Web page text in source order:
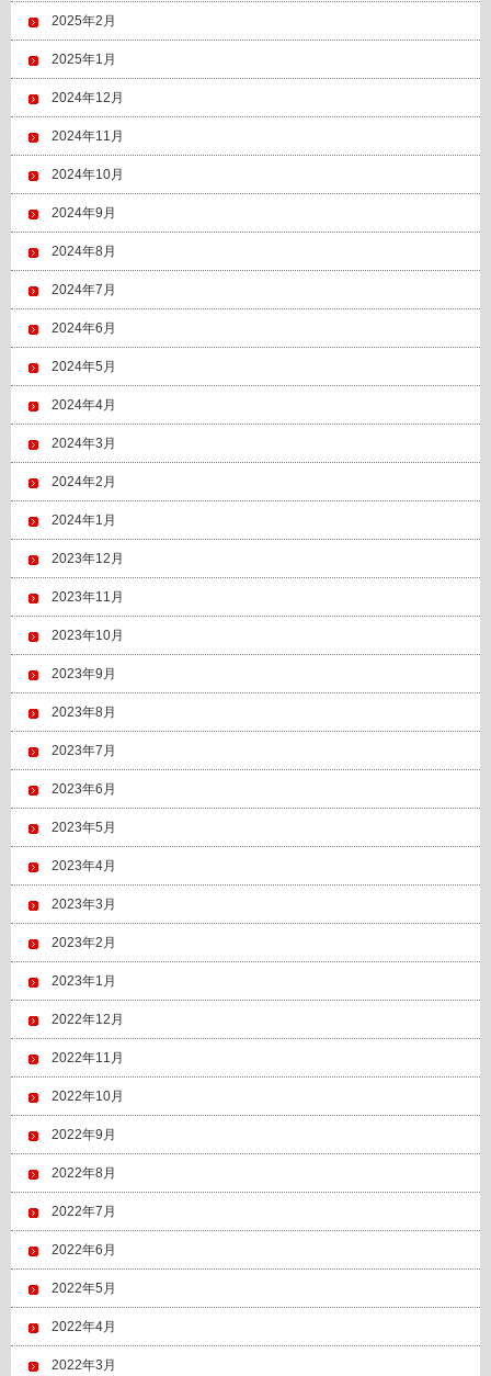
2025年2月
2025年1月
2024年12月
2024年11月
2024年10月
2024年9月
2024年8月
2024年7月
2024年6月
2024年5月
2024年4月
2024年3月
2024年2月
2024年1月
2023年12月
2023年11月
2023年10月
2023年9月
2023年8月
2023年7月
2023年6月
2023年5月
2023年4月
2023年3月
2023年2月
2023年1月
2022年12月
2022年11月
2022年10月
2022年9月
2022年8月
2022年7月
2022年6月
2022年5月
2022年4月
2022年3月